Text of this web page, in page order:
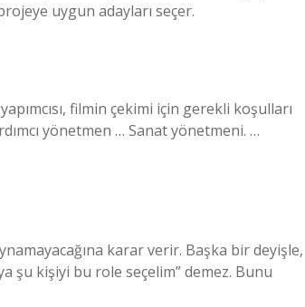
uygun adayları seçer.
filmin çekimi için gerekli koşulları
yönetmen … Sanat yönetmeni. …
karar verir. Başka bir deyişle,
şu kişiyi bu role seçelim” demez. Bunu